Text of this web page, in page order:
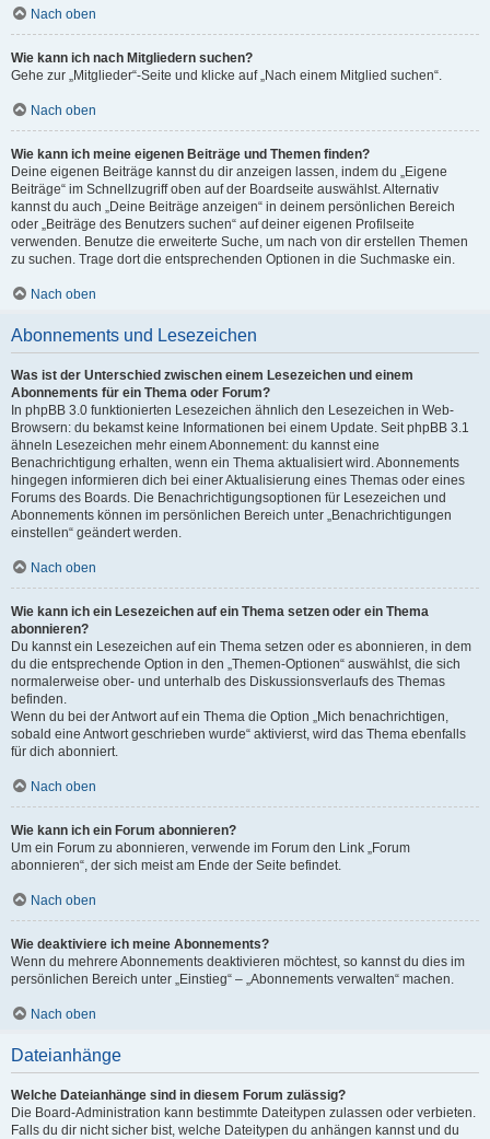
Nach oben
Wie kann ich nach Mitgliedern suchen?
Gehe zur „Mitglieder“-Seite und klicke auf „Nach einem Mitglied suchen“.
Nach oben
Wie kann ich meine eigenen Beiträge und Themen finden?
Deine eigenen Beiträge kannst du dir anzeigen lassen, indem du „Eigene
Beiträge“ im Schnellzugriff oben auf der Boardseite auswählst. Alternativ
kannst du auch „Deine Beiträge anzeigen“ in deinem persönlichen Bereich
oder „Beiträge des Benutzers suchen“ auf deiner eigenen Profilseite
verwenden. Benutze die erweiterte Suche, um nach von dir erstellen Themen
zu suchen. Trage dort die entsprechenden Optionen in die Suchmaske ein.
Nach oben
Abonnements und Lesezeichen
Was ist der Unterschied zwischen einem Lesezeichen und einem
Abonnements für ein Thema oder Forum?
In phpBB 3.0 funktionierten Lesezeichen ähnlich den Lesezeichen in Web-
Browsern: du bekamst keine Informationen bei einem Update. Seit phpBB 3.1
ähneln Lesezeichen mehr einem Abonnement: du kannst eine
Benachrichtigung erhalten, wenn ein Thema aktualisiert wird. Abonnements
hingegen informieren dich bei einer Aktualisierung eines Themas oder eines
Forums des Boards. Die Benachrichtigungsoptionen für Lesezeichen und
Abonnements können im persönlichen Bereich unter „Benachrichtigungen
einstellen“ geändert werden.
Nach oben
Wie kann ich ein Lesezeichen auf ein Thema setzen oder ein Thema
abonnieren?
Du kannst ein Lesezeichen auf ein Thema setzen oder es abonnieren, in dem
du die entsprechende Option in den „Themen-Optionen“ auswählst, die sich
normalerweise ober- und unterhalb des Diskussionsverlaufs des Themas
befinden.
Wenn du bei der Antwort auf ein Thema die Option „Mich benachrichtigen,
sobald eine Antwort geschrieben wurde“ aktivierst, wird das Thema ebenfalls
für dich abonniert.
Nach oben
Wie kann ich ein Forum abonnieren?
Um ein Forum zu abonnieren, verwende im Forum den Link „Forum
abonnieren“, der sich meist am Ende der Seite befindet.
Nach oben
Wie deaktiviere ich meine Abonnements?
Wenn du mehrere Abonnements deaktivieren möchtest, so kannst du dies im
persönlichen Bereich unter „Einstieg“ – „Abonnements verwalten“ machen.
Nach oben
Dateianhänge
Welche Dateianhänge sind in diesem Forum zulässig?
Die Board-Administration kann bestimmte Dateitypen zulassen oder verbieten.
Falls du dir nicht sicher bist, welche Dateitypen du anhängen kannst und du